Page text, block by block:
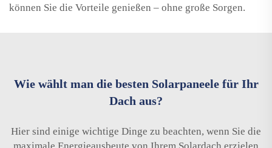
können Sie die Vorteile genießen – ohne große Sorgen.
Wie wählt man die besten Solarpaneele für Ihr
Dach aus?
Hier sind einige wichtige Dinge zu beachten, wenn Sie die
maximale Energieausbeute von Ihrem Solardach erzielen